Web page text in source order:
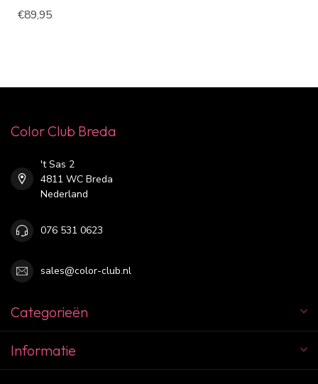
€89,95
Color Club Breda
't Sas 2
4811 WC Breda
Nederland
076 531 0623
sales@color-club.nl
Categorieën
Informatie